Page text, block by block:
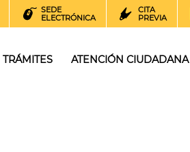
SEDE
ELECTRÓNICA
CITA
PREVIA
TRÁMITES ATENCIÓN CIUDADANA